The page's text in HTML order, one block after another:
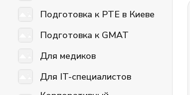
Подготовка к PTE в Киеве
Подготовка к GMAT
Для медиков
Для IT-специалистов